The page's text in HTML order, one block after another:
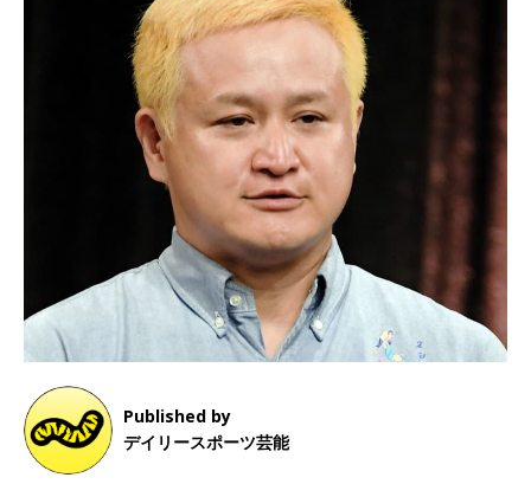
Published by
デイリースポーツ芸能